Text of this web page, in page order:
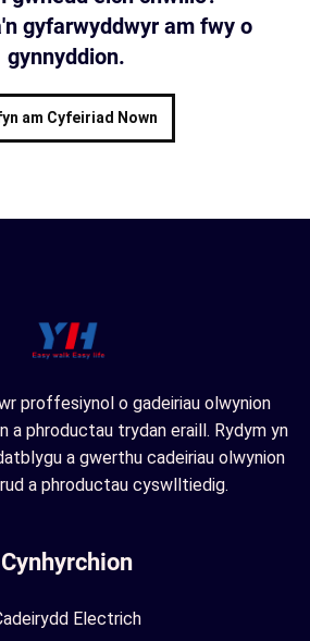
gyfarwyddwyr am fwy o
gynnyddion.
am Cyfeiriad Nown
proffesiynol o gadeiriau olwynion
a phroductau trydan eraill. Rydym yn
a gwerthu cadeiriau olwynion
a phroductau cyswlltiedig.
Cynhyrchion
Electrich